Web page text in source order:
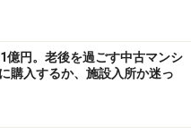
払い、保障内容不明）＝
払い、保障内容不明）＝
億円。老後を過ごす中古マンシ
購入するか、施設入所か迷っ